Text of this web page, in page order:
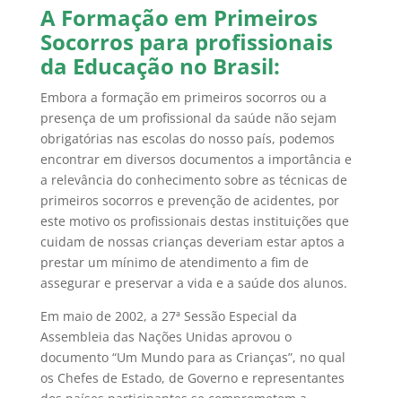
A Formação em Primeiros
Socorros para profissionais
da Educação no Brasil:
Embora a formação em primeiros socorros ou a
presença de um profissional da saúde não sejam
obrigatórias nas escolas do nosso país, podemos
encontrar em diversos documentos a importância e
a relevância do conhecimento sobre as técnicas de
primeiros socorros e prevenção de acidentes, por
este motivo os profissionais destas instituições que
cuidam de nossas crianças deveriam estar aptos a
prestar um mínimo de atendimento a fim de
assegurar e preservar a vida e a saúde dos alunos.
Em maio de 2002, a 27ª Sessão Especial da
Assembleia das Nações Unidas aprovou o
documento “Um Mundo para as Crianças”, no qual
os Chefes de Estado, de Governo e representantes